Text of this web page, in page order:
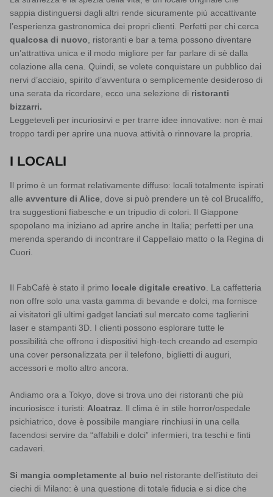
sappia distinguersi dagli altri rende sicuramente più accattivante
l’esperienza gastronomica dei propri clienti. Perfetti per chi cerca
qualcosa di nuovo , ristoranti e bar a tema possono diventare
un’attrattiva unica e il modo migliore per far parlare di sè dalla
colazione alla cena. Quindi, se volete conquistare un pubblico dai
nervi d’acciaio, spirito d’avventura o semplicemente desideroso di
una serata da ricordare, ecco una selezione di ristoranti
bizzarri.
Leggeteveli per incuriosirvi e per trarre idee innovative: non è mai
troppo tardi per aprire una nuova attività o rinnovare la propria.
I LOCALI
Il primo è un format relativamente diffuso: locali totalmente ispirati
alle avventure di Alice , dove si può prendere un tè col Brucaliffo,
tra suggestioni fiabesche e un tripudio di colori. Il Giappone
spopolano ma iniziano ad aprire anche in Italia; perfetti per una
merenda sperando di incontrare il Cappellaio matto o la Regina di
Cuori.
Il FabCafè è stato il primo locale digitale creativo . La caffetteria
non offre solo una vasta gamma di bevande e dolci, ma fornisce
ai visitatori gli ultimi gadget lanciati sul mercato come taglierini
laser e stampanti 3D. I clienti possono esplorare tutte le
possibilità che offrono i dispositivi high-tech creando ad esempio
una cover personalizzata per il telefono, biglietti di auguri,
accessori e molto altro ancora.
Andiamo ora a Tokyo, dove si trova uno dei ristoranti che più
incuriosisce i turisti: Alcatraz . Il clima è in stile horror/ospedale
psichiatrico, dove è possibile mangiare rinchiusi in una cella
facendosi servire da “affabili e dolci” infermieri, tra teschi e finti
cadaveri.
Si mangia completamente al buio nel ristorante dell’istituto dei
ciechi di Milano: è una questione di totale fiducia e si dice che